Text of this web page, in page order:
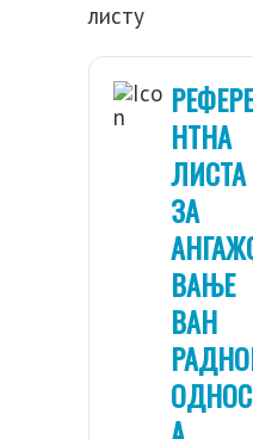
листу
РЕФЕРЕ
НТНА
ЛИСТА
ЗА
ВАЊЕ
ВАН
ОДНОС